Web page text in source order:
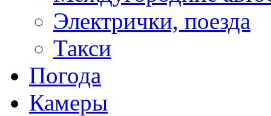
Электрички, поезда
Такси
Погода
Камеры